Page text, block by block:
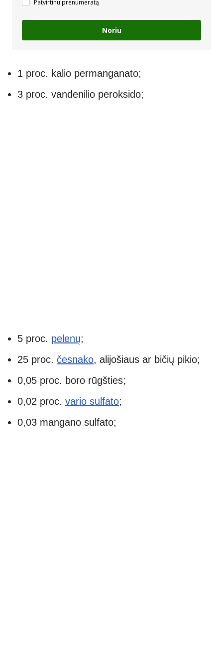
Patvirtinu prenumeratą
Noriu
1 proc. kalio permanganato;
3 proc. vandenilio peroksido;
5 proc. pelenų;
25 proc. česnako, alijošiaus ar bičių pikio;
0,05 proc. boro rūgšties;
0,02 proc. vario sulfato;
0,03 mangano sulfato;